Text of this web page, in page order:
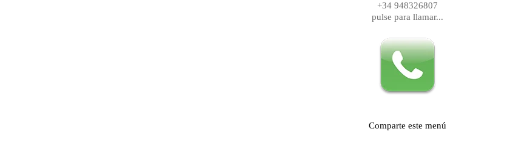
+34 948326807
pulse para llamar...
Comparte este menú